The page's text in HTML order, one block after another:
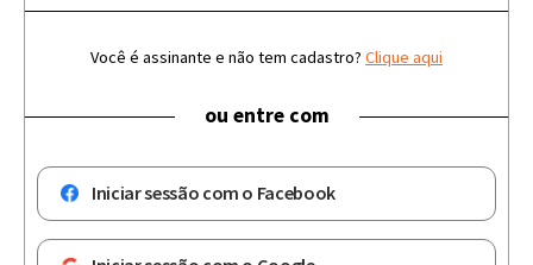
Você é assinante e não tem cadastro? Clique aqui
ou entre com
Iniciar sessão com o Facebook